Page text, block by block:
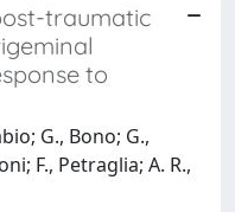
traumatic
to
G., Bono; G.,
F., Petraglia; A. R.,